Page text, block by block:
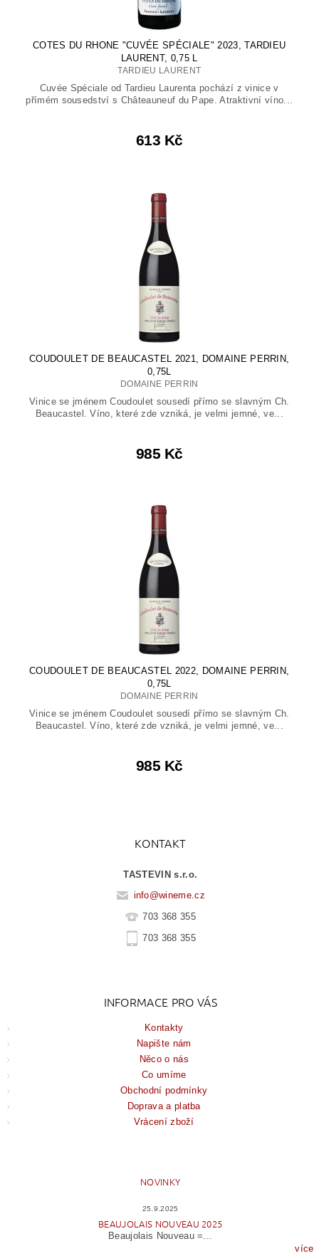
COTES DU RHONE "CUVÉE SPÉCIALE" 2023, TARDIEU
LAURENT, 0,75 L
TARDIEU LAURENT
Cuvée Spéciale od Tardieu Laurenta pochází z vinice v
přímém sousedství s Châteauneuf du Pape. Atraktivní víno...
613 Kč
COUDOULET DE BEAUCASTEL 2021, DOMAINE PERRIN,
0,75L
DOMAINE PERRIN
Vinice se jménem Coudoulet sousedí přímo se slavným Ch.
Beaucastel. Víno, které zde vzniká, je velmi jemné, ve...
985 Kč
COUDOULET DE BEAUCASTEL 2022, DOMAINE PERRIN,
0,75L
DOMAINE PERRIN
Vinice se jménem Coudoulet sousedí přímo se slavným Ch.
Beaucastel. Víno, které zde vzniká, je velmi jemné, ve...
985 Kč
KONTAKT
TASTEVIN s.r.o.
info@wineme.cz
703 368 355
703 368 355
INFORMACE PRO VÁS
Kontakty
Napište nám
Něco o nás
Co umíme
Obchodní podmínky
Doprava a platba
Vrácení zboží
NOVINKY
25.9.2025
BEAUJOLAIS NOUVEAU 2025
Beaujolais Nouveau =...
více